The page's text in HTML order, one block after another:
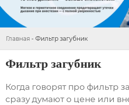
Главная - Фильтр загубник
Фильтр загубник
Когда говорят про фильтр
сразу думают о цене или